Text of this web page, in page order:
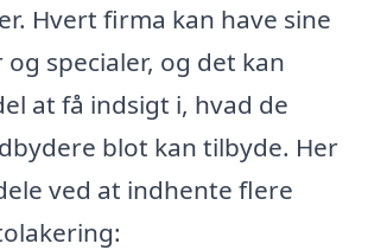
Hvert firma kan have sine
specialer, og det kan
at få indsigt i, hvad de
blot kan tilbyde. Her
ved at indhente flere